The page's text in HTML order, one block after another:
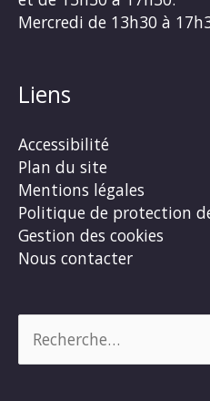
Mercredi de 13h30 à
Liens
Accessibilité
Plan du site
Mentions légales
Politique de protection
Gestion des cookies
Nous contacter